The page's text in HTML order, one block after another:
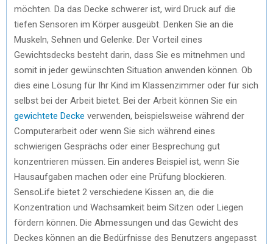
möchten. Da das Decke schwerer ist, wird Druck auf die
tiefen Sensoren im Körper ausgeübt. Denken Sie an die
Muskeln, Sehnen und Gelenke. Der Vorteil eines
Gewichtsdecks besteht darin, dass Sie es mitnehmen und
somit in jeder gewünschten Situation anwenden können. Ob
dies eine Lösung für Ihr Kind im Klassenzimmer oder für sich
selbst bei der Arbeit bietet. Bei der Arbeit können Sie ein
gewichtete Decke verwenden, beispielsweise während der
Computerarbeit oder wenn Sie sich während eines
schwierigen Gesprächs oder einer Besprechung gut
konzentrieren müssen. Ein anderes Beispiel ist, wenn Sie
Hausaufgaben machen oder eine Prüfung blockieren.
SensoLife bietet 2 verschiedene Kissen an, die die
Konzentration und Wachsamkeit beim Sitzen oder Liegen
fördern können. Die Abmessungen und das Gewicht des
Deckes können an die Bedürfnisse des Benutzers angepasst